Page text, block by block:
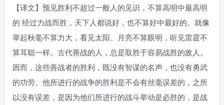
【译文】预见胜利不超过一般人的见识，不算高明中最高明
的 经过力战而胜，天下人都说好，也不算好中最好的。就像
举起秋毫不算力大，看见太阳、月亮不算眼明，听见雷霆不
算耳聪一样。古代善战的人，总是取胜于容易战胜的敌人。
因而，这些善战者的胜利，既没有智谋的名声，也没有勇武
的功劳。他所进行的战争的胜利是不会有丝毫误差的，之所
以没有误差，是因为他们所进行的战斗举动是必胜的，是战